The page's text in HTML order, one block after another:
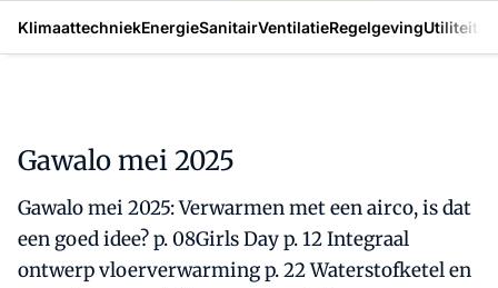
KlimaattechniekEnergieSanitairVentilatieRegelgevingUtiliteit
Gawalo mei 2025
Gawalo mei 2025: Verwarmen met een airco, is dat
een goed idee? p. 08Girls Day p. 12 Integraal
ontwerp vloerverwarming p. 22 Waterstofketel en